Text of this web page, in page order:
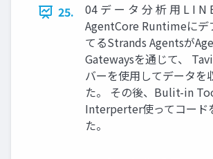
25.
04 デ ー タ 分 析 用 L I N
AgentCore Runtimeにデ
てるStrands Agentsが
Gatewaysを通じて、
バーを使用してデータを
た。 その後、Bulit-in
Interperter使ってコード
た。